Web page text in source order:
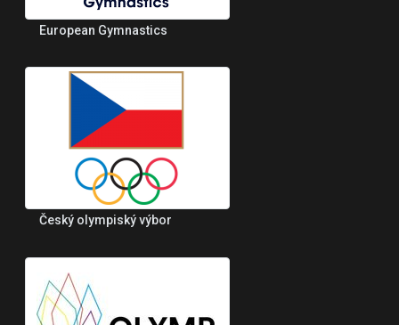
European Gymnastics
Český olympiský výbor